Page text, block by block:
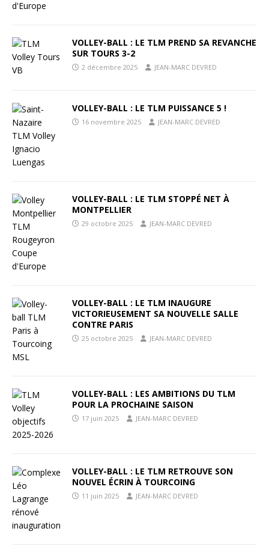
VOLLEY-BALL : LE TLM PREND SA REVANCHE
SUR TOURS 3-2
2 décembre 2025 JEAN-MARC DEVRED
VOLLEY-BALL : LE TLM PUISSANCE 5 !
16 novembre 2025 JEAN-MARC DEVRED
VOLLEY-BALL : LE TLM STOPPÉ NET À
MONTPELLIER
29 octobre 2025 JEAN-MARC DEVRED
VOLLEY-BALL : LE TLM INAUGURE
VICTORIEUSEMENT SA NOUVELLE SALLE
CONTRE PARIS
25 octobre 2025 JEAN-MARC DEVRED
VOLLEY-BALL : LES AMBITIONS DU TLM
POUR LA PROCHAINE SAISON
17 juin 2025 JEAN-MARC DEVRED
VOLLEY-BALL : LE TLM RETROUVE SON
NOUVEL ÉCRIN À TOURCOING
11 juin 2025 JEAN-MARC DEVRED